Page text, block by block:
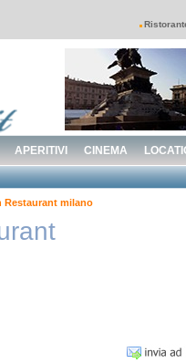
APERITIVI CINEMA
Restaurant milano